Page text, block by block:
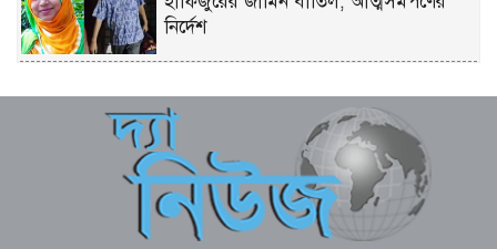
নির্দেশ
যুবকের মৃত্যু
পাইকগাছায় ছাত্র ও দরিদ্র মানুষের মাঝে
সাইকেল, সেলাই মেশিন ও ভ্যান বিতরণ